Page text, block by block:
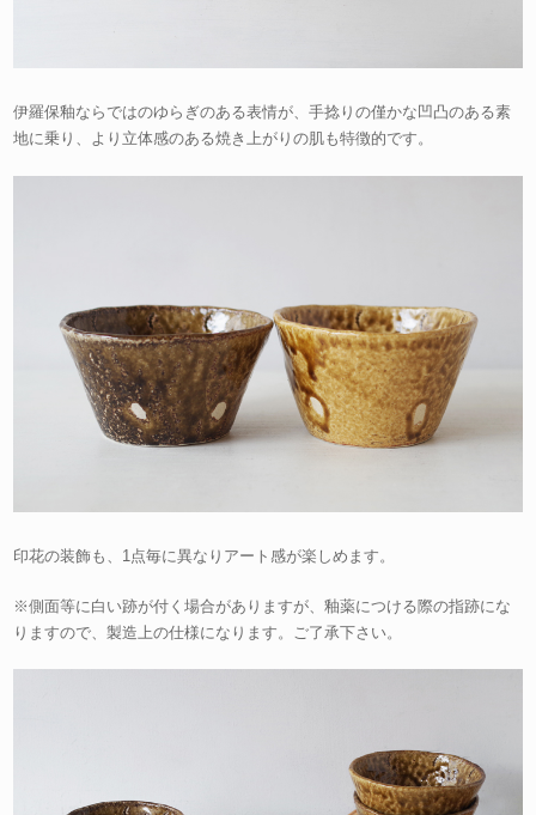
伊羅保釉ならではのゆらぎのある表情が、手捻りの僅かな凹凸のある素
地に乗り、より立体感のある焼き上がりの肌も特徴的です。
印花の装飾も、1点毎に異なりアート感が楽しめます。
※側面等に白い跡が付く場合がありますが、釉薬につける際の指跡にな
りますので、製造上の仕様になります。ご了承下さい。